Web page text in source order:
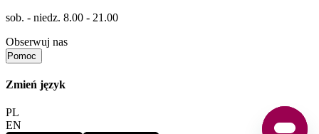
sob. - niedz. 8.00 - 21.00
Obserwuj nas
Pomoc
Zmień język
PL
EN